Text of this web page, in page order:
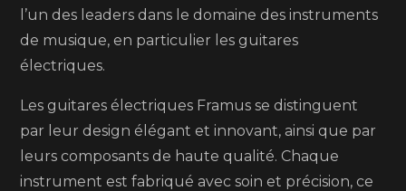
l’un des leaders dans le domaine des instruments
de musique, en particulier les guitares
électriques.
Les guitares électriques Framus se distinguent
par leur design élégant et innovant, ainsi que par
leurs composants de haute qualité. Chaque
instrument est fabriqué avec soin et précision, ce